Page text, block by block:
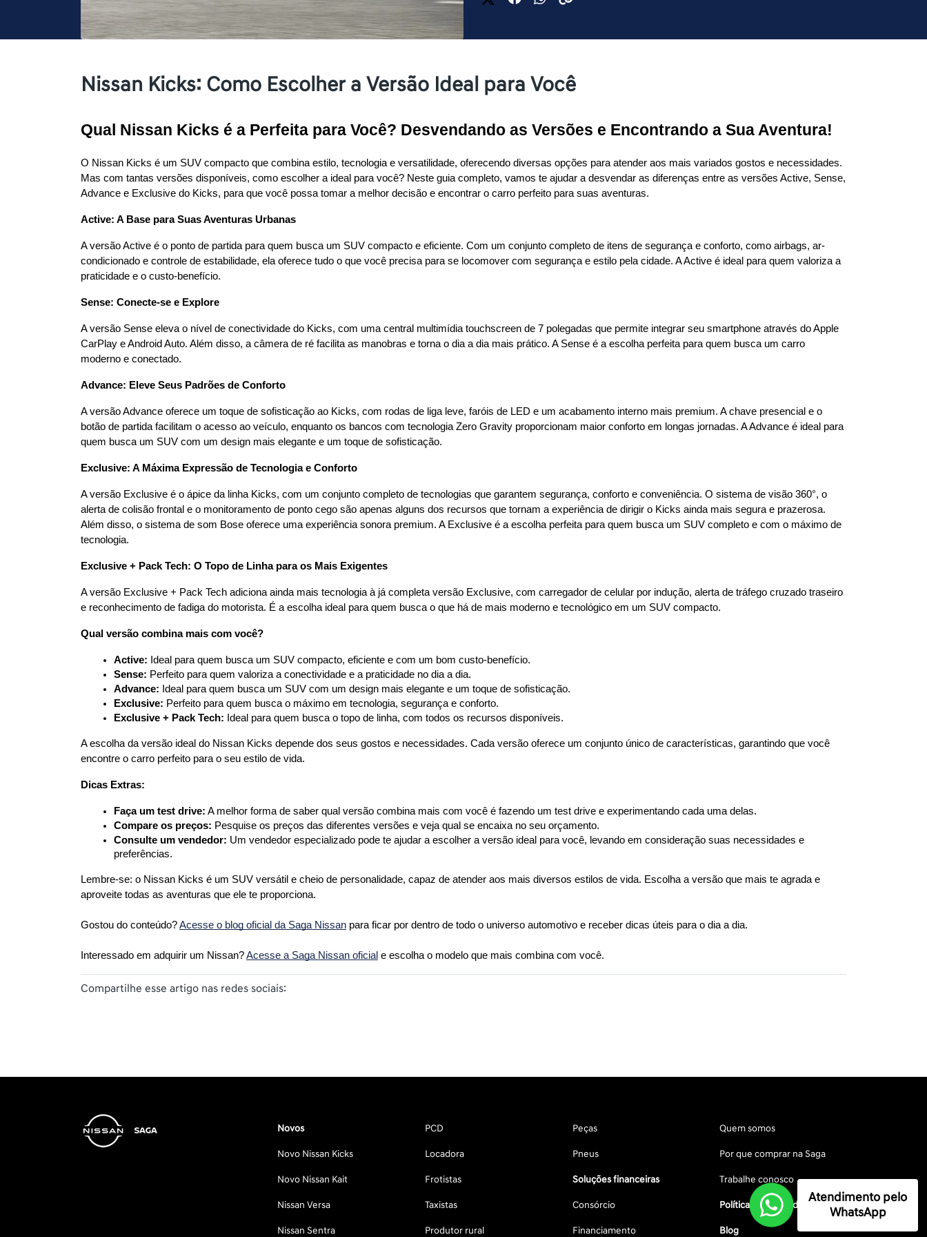
Nissan Kicks: Como Escolher a Versão Ideal para Você
Qual Nissan Kicks é a Perfeita para Você? Desvendando as Versões e Encontrando a Sua Aventura!
O Nissan Kicks é um SUV compacto que combina estilo, tecnologia e versatilidade, oferecendo diversas opções para atender aos mais variados gostos e necessidades.
Mas com tantas versões disponíveis, como escolher a ideal para você? Neste guia completo, vamos te ajudar a desvendar as diferenças entre as versões Active, Sense,
Advance e Exclusive do Kicks, para que você possa tomar a melhor decisão e encontrar o carro perfeito para suas aventuras.
Active: A Base para Suas Aventuras Urbanas
A versão Active é o ponto de partida para quem busca um SUV compacto e eficiente. Com um conjunto completo de itens de segurança e conforto, como airbags, ar-
condicionado e controle de estabilidade, ela oferece tudo o que você precisa para se locomover com segurança e estilo pela cidade. A Active é ideal para quem valoriza a
praticidade e o custo-benefício.
Sense: Conecte-se e Explore
A versão Sense eleva o nível de conectividade do Kicks, com uma central multimídia touchscreen de 7 polegadas que permite integrar seu smartphone através do Apple
CarPlay e Android Auto. Além disso, a câmera de ré facilita as manobras e torna o dia a dia mais prático. A Sense é a escolha perfeita para quem busca um carro
moderno e conectado.
Advance: Eleve Seus Padrões de Conforto
A versão Advance oferece um toque de sofisticação ao Kicks, com rodas de liga leve, faróis de LED e um acabamento interno mais premium. A chave presencial e o
botão de partida facilitam o acesso ao veículo, enquanto os bancos com tecnologia Zero Gravity proporcionam maior conforto em longas jornadas. A Advance é ideal para
quem busca um SUV com um design mais elegante e um toque de sofisticação.
Exclusive: A Máxima Expressão de Tecnologia e Conforto
A versão Exclusive é o ápice da linha Kicks, com um conjunto completo de tecnologias que garantem segurança, conforto e conveniência. O sistema de visão 360°, o
alerta de colisão frontal e o monitoramento de ponto cego são apenas alguns dos recursos que tornam a experiência de dirigir o Kicks ainda mais segura e prazerosa.
Além disso, o sistema de som Bose oferece uma experiência sonora premium. A Exclusive é a escolha perfeita para quem busca um SUV completo e com o máximo de
tecnologia.
Exclusive + Pack Tech: O Topo de Linha para os Mais Exigentes
A versão Exclusive + Pack Tech adiciona ainda mais tecnologia à já completa versão Exclusive, com carregador de celular por indução, alerta de tráfego cruzado traseiro
e reconhecimento de fadiga do motorista. É a escolha ideal para quem busca o que há de mais moderno e tecnológico em um SUV compacto.
Qual versão combina mais com você?
Active: Ideal para quem busca um SUV compacto, eficiente e com um bom custo-benefício.
Sense: Perfeito para quem valoriza a conectividade e a praticidade no dia a dia.
Advance: Ideal para quem busca um SUV com um design mais elegante e um toque de sofisticação.
Exclusive: Perfeito para quem busca o máximo em tecnologia, segurança e conforto.
Exclusive + Pack Tech: Ideal para quem busca o topo de linha, com todos os recursos disponíveis.
A escolha da versão ideal do Nissan Kicks depende dos seus gostos e necessidades. Cada versão oferece um conjunto único de características, garantindo que você
encontre o carro perfeito para o seu estilo de vida.
Dicas Extras:
Faça um test drive: A melhor forma de saber qual versão combina mais com você é fazendo um test drive e experimentando cada uma delas.
Compare os preços: Pesquise os preços das diferentes versões e veja qual se encaixa no seu orçamento.
Consulte um vendedor: Um vendedor especializado pode te ajudar a escolher a versão ideal para você, levando em consideração suas necessidades e
preferências.
Lembre-se: o Nissan Kicks é um SUV versátil e cheio de personalidade, capaz de atender aos mais diversos estilos de vida. Escolha a versão que mais te agrada e
aproveite todas as aventuras que ele te proporciona.
Gostou do conteúdo? Acesse o blog oficial da Saga Nissan para ficar por dentro de todo o universo automotivo e receber dicas úteis para o dia a dia.
Interessado em adquirir um Nissan? Acesse a Saga Nissan oficial e escolha o modelo que mais combina com você.
Compartilhe esse artigo nas redes sociais:
Novos
Novo Nissan Kicks
Novo Nissan Kait
Nissan Versa
Nissan Sentra
PCD
Locadora
Frotistas
Taxistas
Produtor rural
Peças
Pneus
Soluções financeiras
Consórcio
Financiamento
Quem somos
Por que comprar na Saga
Trabalhe conosco
Política de privacidade
Blog
Atendimento pelo
WhatsApp